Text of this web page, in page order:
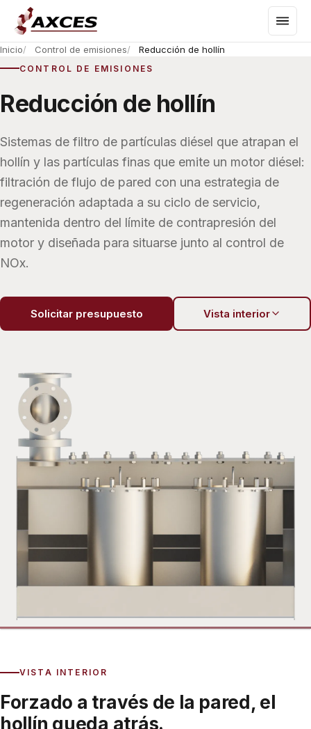
Inicio Control de emisiones Reducción de hollín
CONTROL DE EMISIONES
Reducción de hollín
Sistemas de filtro de partículas diésel que atrapan el
hollín y las partículas finas que emite un motor diésel:
filtración de flujo de pared con una estrategia de
regeneración adaptada a su ciclo de servicio,
mantenida dentro del límite de contrapresión del
motor y diseñada para situarse junto al control de
NOx.
Solicitar presupuesto Vista interior
VISTA INTERIOR
Forzado a través de la pared, el
hollín queda atrás.